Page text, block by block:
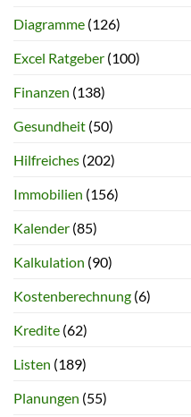
Diagramme (126)
Excel Ratgeber (100)
Finanzen (138)
Gesundheit (50)
Hilfreiches (202)
Immobilien (156)
Kalender (85)
Kalkulation (90)
Kostenberechnung (6)
Kredite (62)
Listen (189)
Planungen (55)